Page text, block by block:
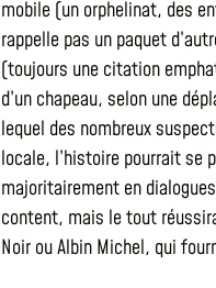
mobile (un orphelinat, des
rappelle pas un paquet
(toujours une citation
d’un chapeau, selon une
lequel des nombreux
locale, l’histoire pourrait se
majoritairement en
content, mais le tout
Noir ou Albin Michel, qui